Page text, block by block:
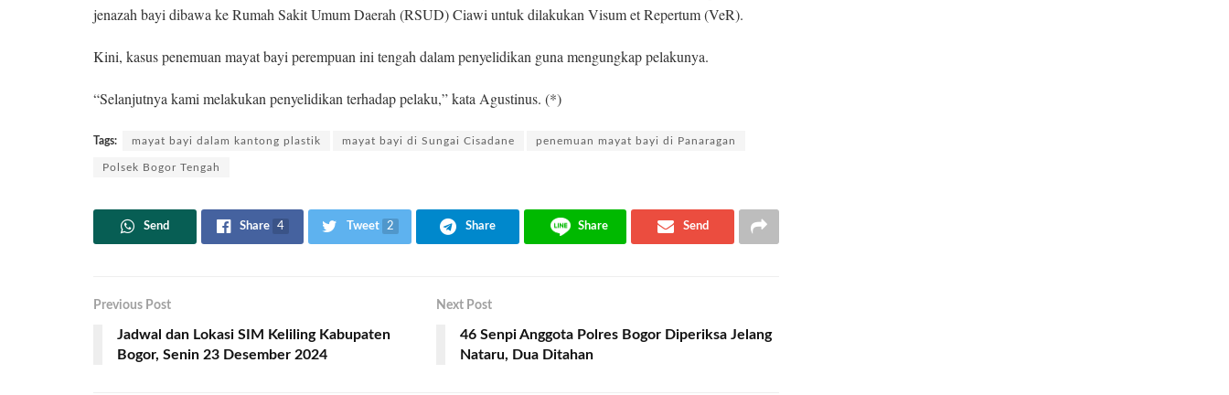
jenazah bayi dibawa ke Rumah Sakit Umum Daerah (RSUD) Ciawi untuk dilakukan Visum et Repertum (VeR).
Kini, kasus penemuan mayat bayi perempuan ini tengah dalam penyelidikan guna mengungkap pelakunya.
“Selanjutnya kami melakukan penyelidikan terhadap pelaku,” kata Agustinus. (*)
Tags: mayat bayi dalam kantong plastik mayat bayi di Sungai Cisadane penemuan mayat bayi di Panaragan
Polsek Bogor Tengah
Send Share 4 Tweet 2 Share Share Send
Previous Post
Jadwal dan Lokasi SIM Keliling Kabupaten
Bogor, Senin 23 Desember 2024
Next Post
46 Senpi Anggota Polres Bogor Diperiksa Jelang
Nataru, Dua Ditahan